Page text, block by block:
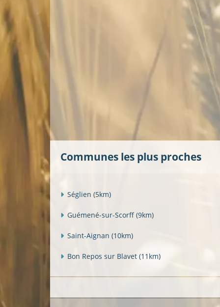
Communes les plus proches
Séglien (5km)
Guémené-sur-Scorff (9km)
Saint-Aignan (10km)
Bon Repos sur Blavet (11km)